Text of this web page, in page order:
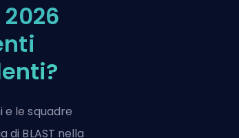
2026
le squadre
BLAST nella